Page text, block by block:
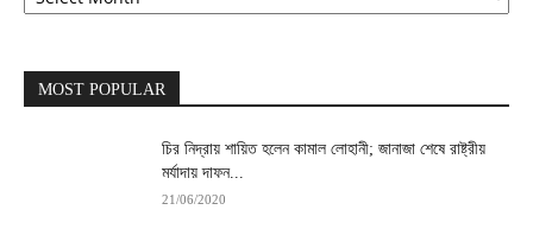
MOST POPULAR
চির নিদ্রায় শায়িত হলেন কামাল লোহানী; জানাজা শেষে রাষ্ট্রীয়
মর্যাদায় দাফন...
21/06/2020